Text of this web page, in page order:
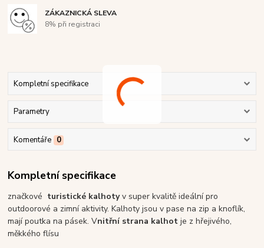
ZÁKAZNICKÁ SLEVA
8% při registraci
Kompletní specifikace
Parametry
Komentáře 0
Kompletní specifikace
značkové turistické kalhotyv super kvalitě ideální pro
outdoorové a zimní aktivity. Kalhoty jsou v pase na zip a knoflík,
mají poutka na pásek. Vnitřní strana kalhot je z hřejivého,
měkkého flísu